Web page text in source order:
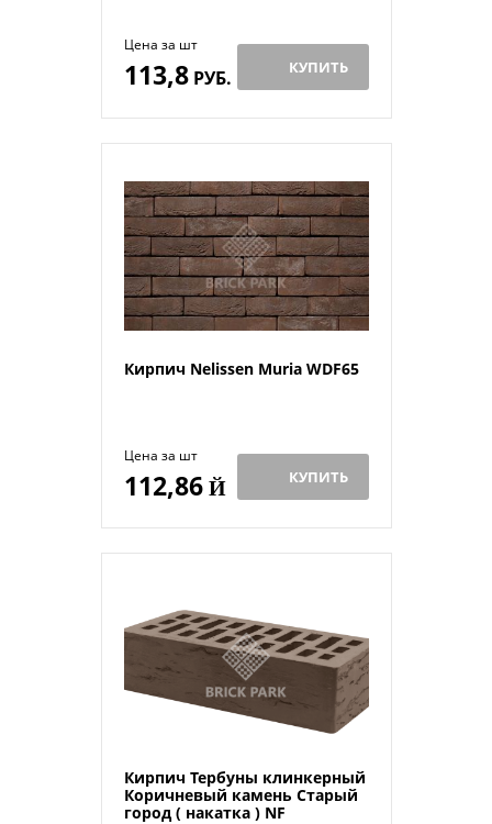
Цена за шт
113,8РУБ. КУПИТЬ
Кирпич Nelissen Muria WDF65
Цена за шт
112,86Й КУПИТЬ
Кирпич Тербуны клинкерный
Коричневый камень Старый
город ( накатка ) NF